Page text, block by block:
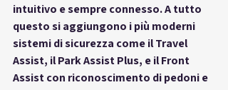
intuitivo e sempre connesso. A tutto
questo si aggiungono i più moderni
sistemi di sicurezza come il Travel
Assist, il Park Assist Plus, e il Front
Assist con riconoscimento di pedoni e